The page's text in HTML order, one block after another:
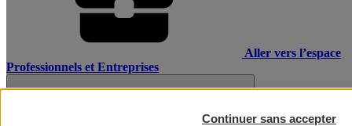
Aller vers l’espace
Professionnels et Entreprises
Continuer sans accepter